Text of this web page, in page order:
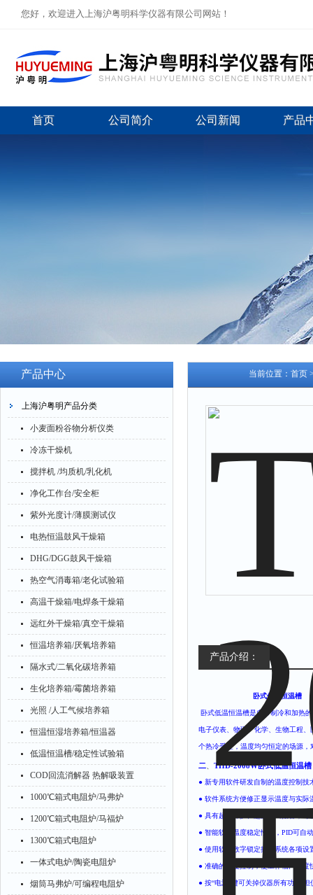
您好，欢迎进入上海沪粤明科学仪器有限公司网站！
首页 公司简介 公司新闻 产品
产品中心
上海沪粤明产品分类
小麦面粉谷物分析仪类
冷冻干燥机
搅拌机 /均质机/乳化机
净化工作台/安全柜
紫外光度计/薄膜测试仪
电热恒温鼓风干燥箱
DHG/DGG鼓风干燥箱
热空气消毒箱/老化试验箱
高温干燥箱/电焊条干燥箱
远红外干燥箱/真空干燥箱
恒温培养箱/厌氧培养箱
隔水式/二氧化碳培养箱
生化培养箱/霉菌培养箱
光照 /人工气候培养箱
恒温恒湿培养箱/恒温器
低温恒温槽/稳定性试验箱
COD回流消解器 热解吸装置
1000℃箱式电阻炉/马弗炉
1200℃箱式电阻炉/马福炉
1300℃箱式电阻炉
一体式电炉/陶瓷电阻炉
烟筒马弗炉/可编程电阻炉
当前位置： 首页
产品介绍：
卧式低温恒
卧式低温恒温槽是自带制冷和加热
电子仪表、物理、化学、生物工程
个热冷受控，温度均匀恒定的场源
二 THD-2008W卧式低温恒温
● 新专用软件研发自制的温度控制技
● 软件系统方便修正显示温度与实
● 具有超温保护、超温鸣叫报警，
● 智能软件温度稳定性强，PID可自
● 使用软件数字锁定控制系统各项
● 准确的温度控制，使工作槽内温度
● 按“电源"键可关掉仪器所有功能,